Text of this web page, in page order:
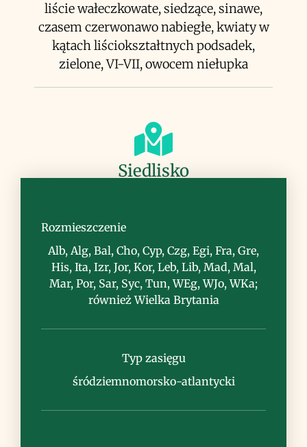
liście wałeczkowate, siedzące, sinawe,
czasem czerwonawo nabiegłe, kwiaty w
kątach liściokształtnych podsadek,
zielone, VI-VII, owocem niełupka
Siedlisko
Rozmieszczenie
Alb, Alg, Bal, Cho, Cyp, Czg, Egi, Fra, Gre,
His, Ita, Izr, Jor, Kor, Leb, Lib, Mad, Mal,
Mar, Por, Sar, Syc, Tun, WEg, WJo, WKa;
również Wielka Brytania
Typ zasięgu
śródziemnomorsko-atlantycki